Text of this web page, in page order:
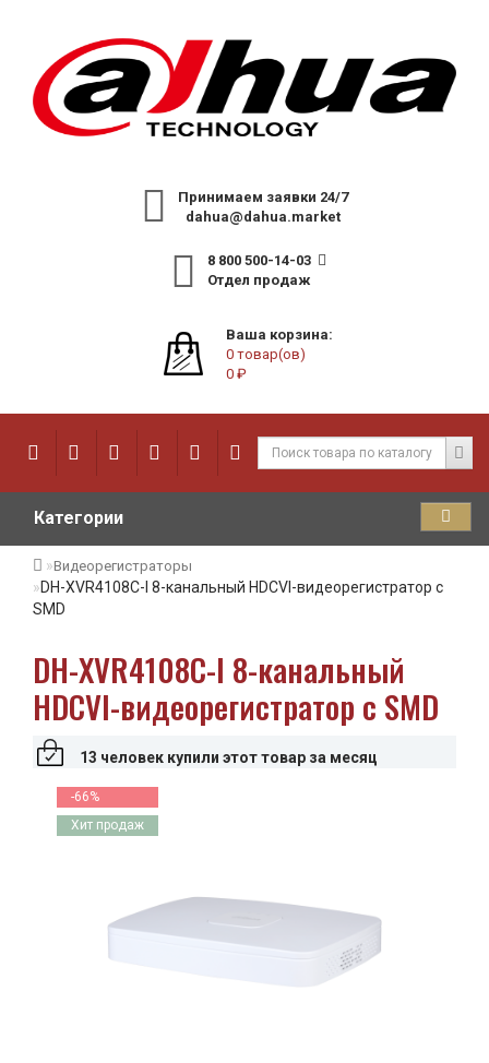
Принимаем заявки 24/7
dahua@dahua.market
8 800 500-14-03
Отдел продаж
Ваша корзина:
0 товар(ов)
0 ₽
Категории
Видеорегистраторы
DH-XVR4108C-I 8-канальный HDCVI-видеорегистратор c
SMD
DH-XVR4108C-I 8-канальный
HDCVI-видеорегистратор c SMD
13 человек купили этот товар за месяц
-66%
Хит продаж